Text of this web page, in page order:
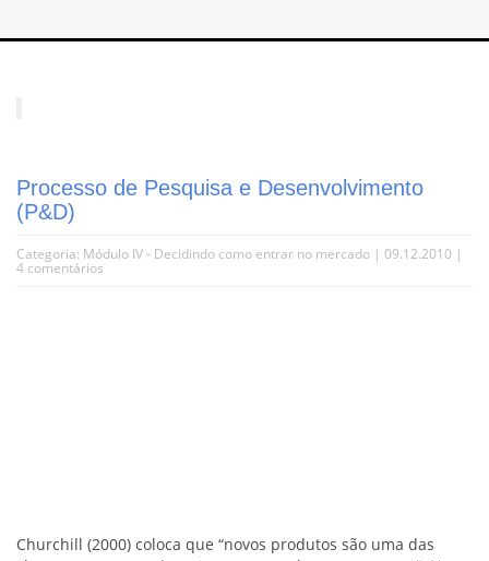
Processo de Pesquisa e Desenvolvimento
(P&D)
Categoria: Módulo IV - Decidindo como entrar no mercado | 09.12.2010 |
4 comentários
Churchill (2000) coloca que “novos produtos são uma das